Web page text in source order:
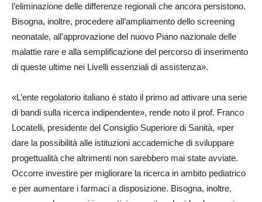
l’eliminazione delle differenze regionali che ancora persistono.
Bisogna, inoltre, procedere all’ampliamento dello screening
neonatale, all’approvazione del nuovo Piano nazionale delle
malattie rare e alla semplificazione del percorso di inserimento
di queste ultime nei Livelli essenziali di assistenza».
«L’ente regolatorio italiano è stato il primo ad attivare una serie
di bandi sulla ricerca indipendente», rende noto il prof. Franco
Locatelli, presidente del Consiglio Superiore di Sanità, «per
dare la possibilità alle istituzioni accademiche di sviluppare
progettualità che altrimenti non sarebbero mai state avviate.
Occorre investire per migliorare la ricerca in ambito pediatrico
e per aumentare i farmaci a disposizione. Bisogna, inoltre,